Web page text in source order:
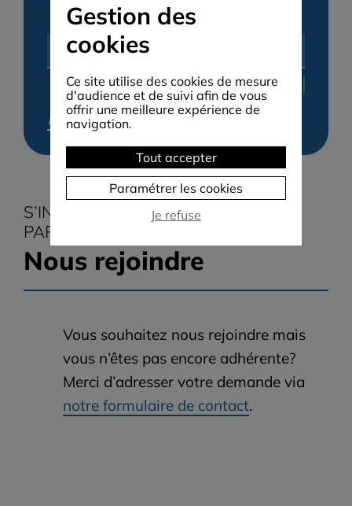
Mot de passe perdu ?
S’INFORMER, COMPRENDRE ET
PARTAGER
Nous rejoindre
Vous souhaitez nous rejoindre mais
vous n’êtes pas encore adhérente?
Merci d’adresser votre demande via
notre formulaire de contact.
Gestion des
cookies
Ce site utilise des cookies de mesure
d'audience et de suivi afin de vous
offrir une meilleure expérience de
navigation.
Tout accepter
Paramétrer les cookies
Je refuse